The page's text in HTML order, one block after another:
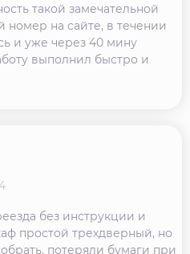
такой замечательной
номер на сайте, в течении
и уже через 40 мину
выполнил быстро и
без инструкции и
простой трехдверный, но
потеряли бумаги при